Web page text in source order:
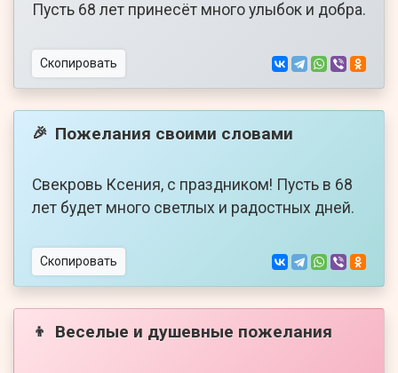
Пусть 68 лет принесёт много улыбок и добра.
Скопировать
🎉 Пожелания своими словами
Свекровь Ксения, с праздником! Пусть в 68
лет будет много светлых и радостных дней.
Скопировать
👦 Веселые и душевные пожелания